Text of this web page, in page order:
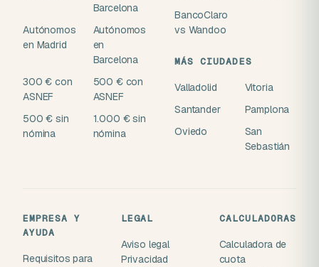
Barcelona
Autónomos
en Madrid
Autónomos
en
Barcelona
300 € con
ASNEF
500 € con
ASNEF
500 € sin
nómina
1.000 € sin
nómina
BancoClaro
vs Wandoo
MÁS CIUDADES
Valladolid
Vitoria
Santander
Pamplona
Oviedo
San
Sebastián
EMPRESA Y
AYUDA
Requisitos para
LEGAL
Aviso legal
Privacidad
CALCULADORAS
Calculadora de
cuota